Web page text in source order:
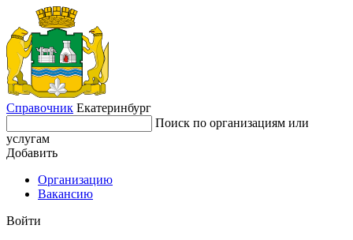
Справочник Екатеринбург
Поиск по организациям или
услугам
Добавить
Организацию
Вакансию
Войти